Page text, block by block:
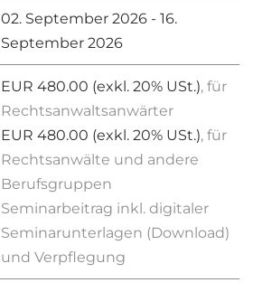
02. September 2026 - 16.
September 2026
EUR 480.00 (exkl. 20% USt.), für
Rechtsanwaltsanwärter
EUR 480.00 (exkl. 20% USt.), für
Rechtsanwälte und andere
Berufsgruppen
Seminarbeitrag inkl. digitaler
Seminarunterlagen (Download)
und Verpflegung